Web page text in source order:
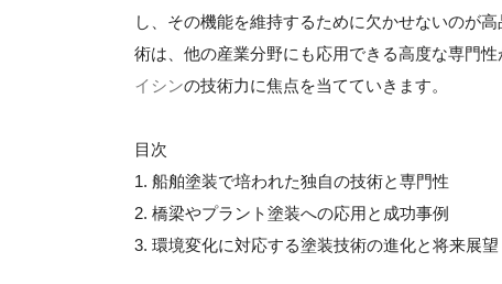
し、その機能を維持するために欠かせないのが
術は、他の産業分野にも応用できる高度な専門
イシンの技術力に焦点を当てていきます。
目次
1. 船舶塗装で培われた独自の技術と専門性
2. 橋梁やプラント塗装への応用と成功事例
3. 環境変化に対応する塗装技術の進化と将来展望